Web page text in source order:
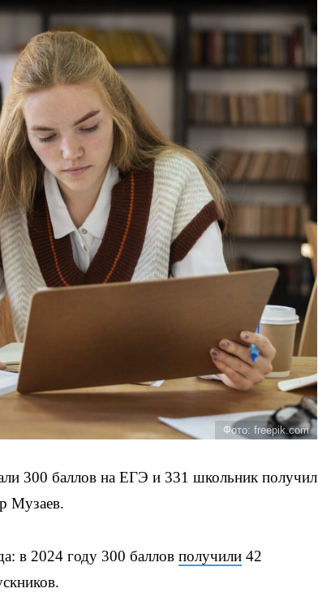
Фото: freepik.com
300 баллов на ЕГЭ и 331 школьник получил
Музаев.
в 2024 году 300 баллов получили 42